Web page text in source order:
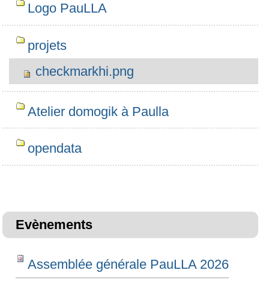
Logo PauLLA
projets
checkmarkhi.png
Atelier domogik à Paulla
opendata
Evènements
Assemblée générale PauLLA 2026